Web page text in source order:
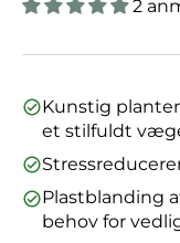
2
Kunstig
et stilfuldt
Plastblanding
behov for